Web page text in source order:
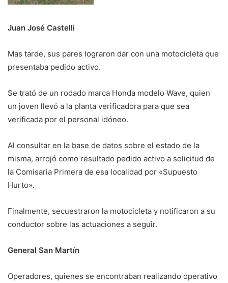
Juan José Castelli
Mas tarde, sus pares lograron dar con una motocicleta que
presentaba pedido activo.
Se trató de un rodado marca Honda modelo Wave, quien
un joven llevó a la planta verificadora para que sea
verificada por el personal idóneo.
Al consultar en la base de datos sobre el estado de la
misma, arrojó como resultado pedido activo a solicitud de
la Comisaria Primera de esa localidad por «Supuesto
Hurto».
Finalmente, secuestraron la motocicleta y notificaron a su
conductor sobre las actuaciones a seguir.
General San Martín
Operadores, quienes se encontraban realizando operativo